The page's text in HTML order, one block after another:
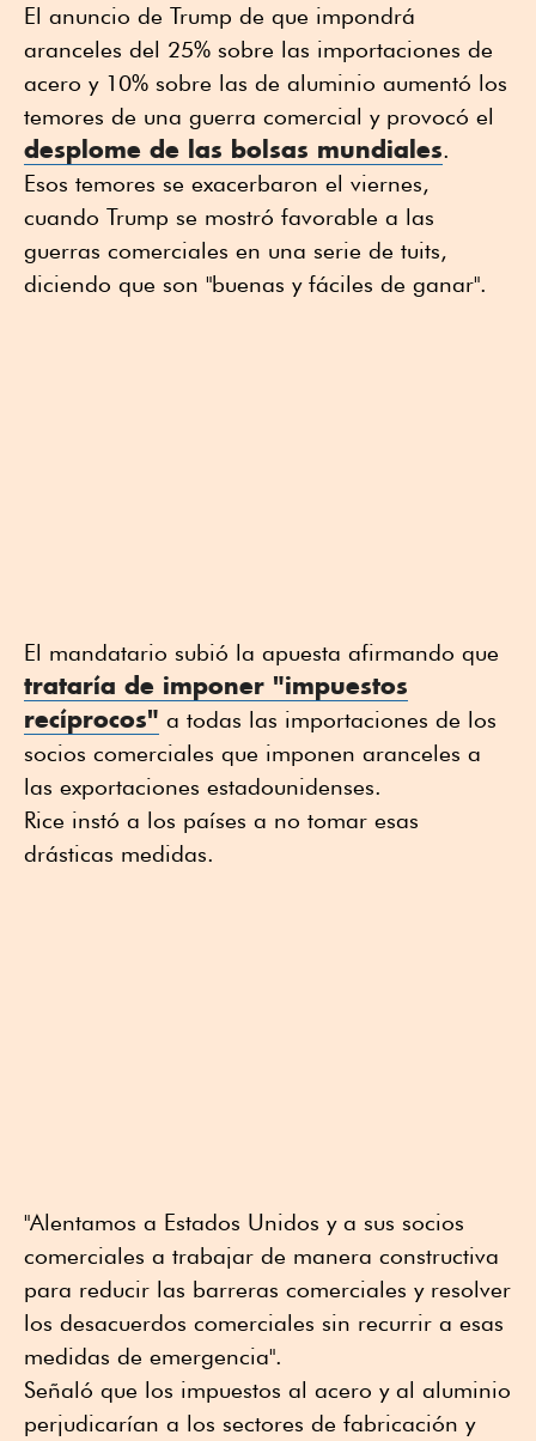
El anuncio de Trump de que impondrá
aranceles del 25% sobre las importaciones de
acero y 10% sobre las de aluminio aumentó los
temores de una guerra comercial y provocó el
desplome de las bolsas mundiales.
Esos temores se exacerbaron el viernes,
cuando Trump se mostró favorable a las
guerras comerciales en una serie de tuits,
diciendo que son "buenas y fáciles de ganar".
El mandatario subió la apuesta afirmando que
trataría de imponer "impuestos
recíprocos" a todas las importaciones de los
socios comerciales que imponen aranceles a
las exportaciones estadounidenses.
Rice instó a los países a no tomar esas
drásticas medidas.
"Alentamos a Estados Unidos y a sus socios
comerciales a trabajar de manera constructiva
para reducir las barreras comerciales y resolver
los desacuerdos comerciales sin recurrir a esas
medidas de emergencia".
Señaló que los impuestos al acero y al aluminio
perjudicarían a los sectores de fabricación y